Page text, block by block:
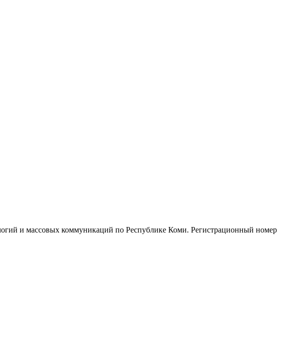
и массовых коммуникаций по Республике Коми. Регистрационный номер